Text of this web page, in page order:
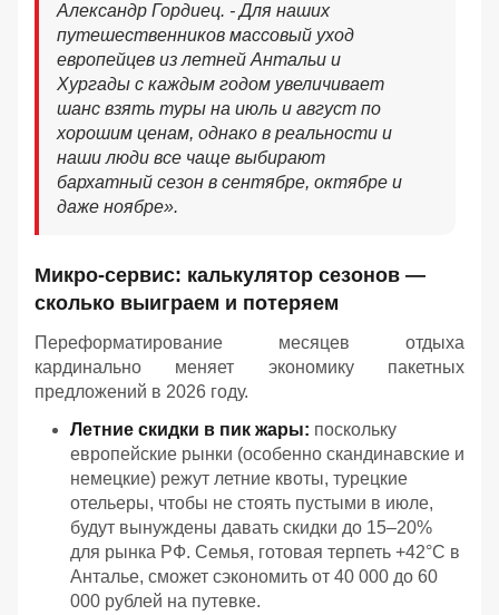
Александр Гордиец. - Для наших
путешественников массовый уход
европейцев из летней Антальи и
Хургады с каждым годом увеличивает
шанс взять туры на июль и август по
хорошим ценам, однако в реальности и
наши люди все чаще выбирают
бархатный сезон в сентябре, октябре и
даже ноябре».
Микро-сервис: калькулятор сезонов —
сколько выиграем и потеряем
Переформатирование месяцев отдыха
кардинально меняет экономику пакетных
предложений в 2026 году.
Летние скидки в пик жары: поскольку
европейские рынки (особенно скандинавские и
немецкие) режут летние квоты, турецкие
отельеры, чтобы не стоять пустыми в июле,
будут вынуждены давать скидки до 15–20%
для рынка РФ. Семья, готовая терпеть +42°C в
Анталье, сможет сэкономить от 40 000 до 60
000 рублей на путевке.